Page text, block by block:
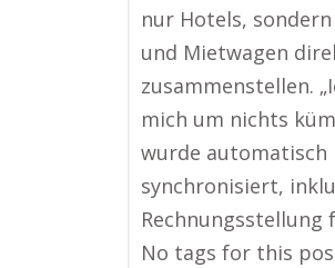
nur Hotels,
und Mietwagen
zusammenstellen.
mich um nichts
wurde automatisch
synchronisiert,
Rechnungsstellung
No tags for this